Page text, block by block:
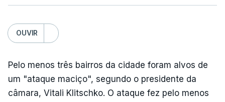
OUVIR
Pelo menos três bairros da cidade foram alvos de
um "ataque maciço", segundo o presidente da
câmara, Vitali Klitschko. O ataque fez pelo menos